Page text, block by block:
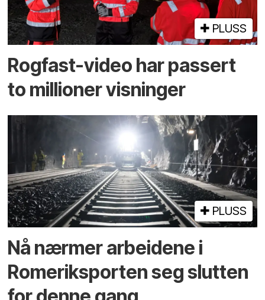
PLUSS
Rogfast-video har passert
to millioner visninger
PLUSS
Nå nærmer arbeidene i
Romeriksporten seg slutten